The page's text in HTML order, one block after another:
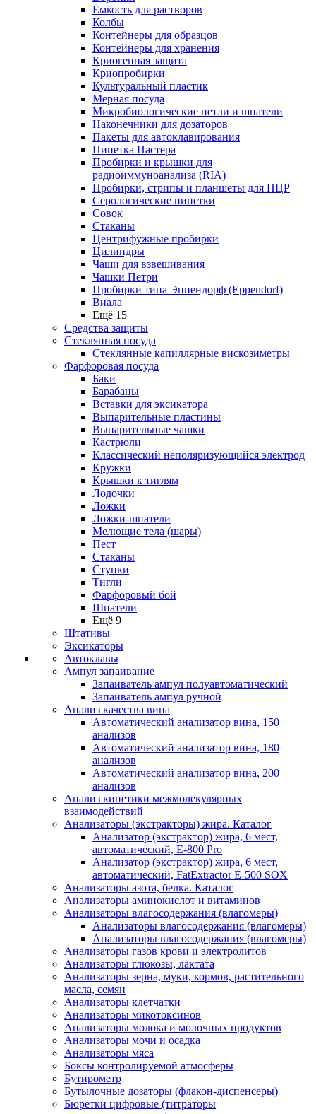
Ёмкость для растворов
Колбы
Контейнеры для образцов
Контейнеры для хранения
Криогенная защита
Криопробирки
Культуральный пластик
Мерная посуда
Микробиологические петли и шпатели
Наконечники для дозаторов
Пакеты для автоклавирования
Пипетка Пастера
Пробирки и крышки для
радиоиммуноанализа (RIA)
Пробирки, стрипы и планшеты для ПЦР
Серологические пипетки
Совок
Стаканы
Центрифужные пробирки
Цилиндры
Чаши для взвешивания
Чашки Петри
Пробирки типа Эппендорф (Eppendorf)
Виала
Ещё 15
Средства защиты
Стеклянная посуда
Стеклянные капиллярные вискозиметры
Фарфоровая посуда
Баки
Барабаны
Вставки для эксикатора
Выпарительные пластины
Выпарительные чашки
Кастрюли
Классический неполяризующийся электрод
Кружки
Крышки к тиглям
Лодочки
Ложки
Ложки-шпатели
Мелющие тела (шары)
Пест
Стаканы
Ступки
Тигли
Фарфоровый бой
Шпатели
Ещё 9
Штативы
Эксикаторы
Автоклавы
Ампул запаивание
Запаиватель ампул полуавтоматический
Запаиватель ампул ручной
Анализ качества вина
Автоматический анализатор вина, 150
анализов
Автоматический анализатор вина, 180
анализов
Автоматический анализатор вина, 200
анализов
Анализ кинетики межмолекулярных
взаимодействий
Анализаторы (экстракторы) жира. Каталог
Анализатор (экстрактор) жира, 6 мест,
автоматический, E-800 Pro
Анализатор (экстрактор) жира, 6 мест,
автоматический, FatExtractor E-500 SOX
Анализаторы азота, белка. Каталог
Анализаторы аминокислот и витаминов
Анализаторы влагосодержания (влагомеры)
Анализаторы влагосодержания (влагомеры)
Анализаторы влагосодержания (влагомеры)
Анализаторы газов крови и электролитов
Анализаторы глюкозы, лактата
Анализаторы зерна, муки, кормов, растительного
масла, семян
Анализаторы клетчатки
Анализаторы микотоксинов
Анализаторы молока и молочных продуктов
Анализаторы мочи и осадка
Анализаторы мяса
Боксы контролируемой атмосферы
Бутирометр
Бутылочные дозаторы (флакон-диспенсеры)
Бюретки цифровые (титраторы